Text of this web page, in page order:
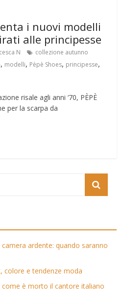
i nuovi modelli
alle principesse
N
collezione autunno
, modelli, Pèpè Shoes, principesse,
risale agli anni ‘70, PÈPÈ
per la scarpa da
ardente: quando saranno
colore e tendenze moda
come è morto il cantore italiano